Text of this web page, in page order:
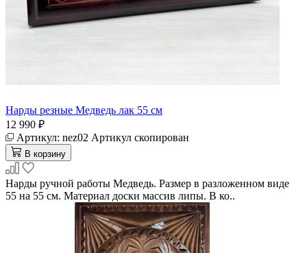
Нарды резные Медведь лак 55 см
12 990 ₽
Артикул: nez02 Артикул скопирован
В корзину
Нарды ручной работы Медведь. Размер в разложенном виде
55 на 55 см. Материал доски массив липы. В ко..